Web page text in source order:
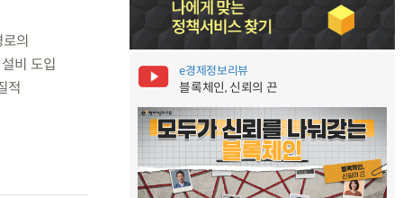
의
비 도입
적
e경제정보리뷰
블록체인, 신뢰의 끈